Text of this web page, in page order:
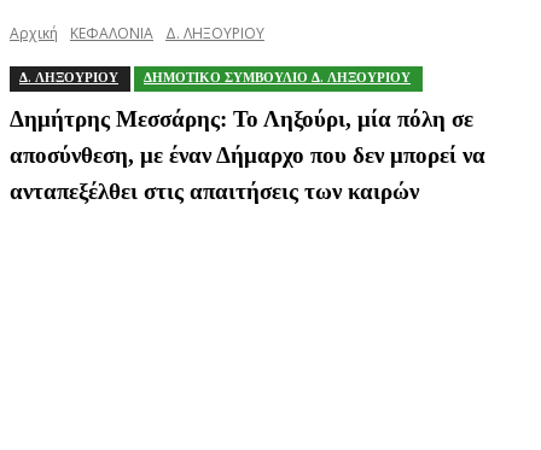
Αρχική ΚΕΦΑΛΟΝΙΑ Δ. ΛΗΞΟΥΡΙΟΥ
Δ. ΛΗΞΟΥΡΙΟΥ ΔΗΜΟΤΙΚΟ ΣΥΜΒΟΥΛΙΟ Δ. ΛΗΞΟΥΡΙΟΥ
Δημήτρης Μεσσάρης: Το Ληξούρι, μία πόλη σε
αποσύνθεση, με έναν Δήμαρχο που δεν μπορεί να
ανταπεξέλθει στις απαιτήσεις των καιρών